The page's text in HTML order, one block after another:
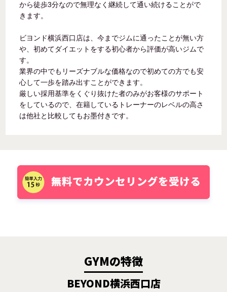
から徒歩3分なので無理なく継続して通い続けることがで
きます。
ビヨンド横浜西口店は、今までジムに通ったことが無い方
や、初めてダイエットをする初心者から評価が高いジムで
す。
業界の中でもリーズナブルな価格なので初めての方でも安
心して一歩を踏み出すことができます。
厳しい採用基準をくぐり抜けた者のみがお客様のサポート
をしているので、在籍しているトレーナーのレベルの高さ
は他社と比較してもお墨付きです。
GYMの特徴
BEYOND横浜西口店